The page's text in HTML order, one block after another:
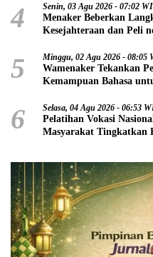
4 Senin, 03 Agu 2026 - 07:02
Menaker Beberkan
Kesejahteraan dan Peli
5 Minggu, 02 Agu 2026 - 08:05
Wamenaker Tekankan
Kemampuan Bahasa
6 Selasa, 04 Agu 2026 - 06:53
Pelatihan Vokasi
Masyarakat Tingkatkan